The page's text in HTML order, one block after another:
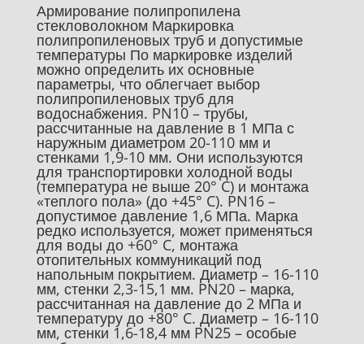
Армирование полипропилена
стекловолокном Маркировка
полипропиленовых труб и допустимые
температуры По маркировке изделий
можно определить их основные
параметры, что облегчает выбор
полипропиленовых труб для
водоснабжения. PN10 – трубы,
рассчитанные на давление в 1 МПа с
наружным диаметром 20-110 мм и
стенками 1,9-10 мм. Они используются
для транспортировки холодной воды
(температура не выше 20° C) и монтажа
«теплого пола» (до +45° C). PN16 –
допустимое давление 1,6 МПа. Марка
редко используется, может применяться
для воды до +60° C, монтажа
отопительных коммуникаций под
напольным покрытием. Диаметр – 16-110
мм, стенки 2,3-15,1 мм. PN20 – марка,
рассчитанная на давление до 2 МПа и
температуру до +80° C. Диаметр – 16-110
мм, стенки 1,6-18,4 мм PN25 – особые